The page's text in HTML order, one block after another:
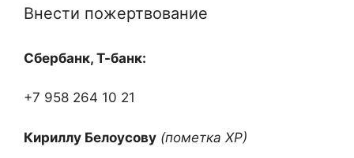
Внести пожертвование
Сбербанк, Т-банк:
+7 958 264 10 21
Кириллу Белоусову (пометка ХР)